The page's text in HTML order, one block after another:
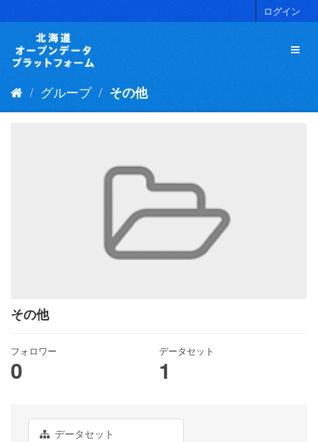
キ
ログイン
グループ その他
その他
フォロワー
0
データセット
1
データセット